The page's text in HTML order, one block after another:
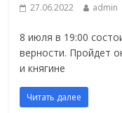
27.06.2022 admin
8 июля в 19:00
верности. Пройдет
и княгине
Читать далее